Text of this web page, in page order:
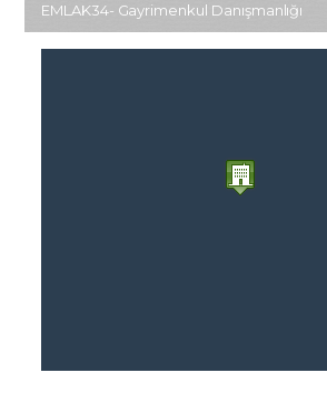
EMLAK34- Gayrimenkul Danışmanlığı